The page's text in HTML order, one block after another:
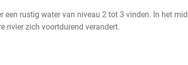
rustig water van niveau 2 tot 3 vinden. In het
rivier zich voortdurend verandert.